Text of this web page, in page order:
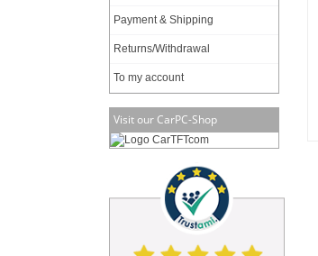
Payment & Shipping
Returns/Withdrawal
To my account
Visit our CarPC-Shop